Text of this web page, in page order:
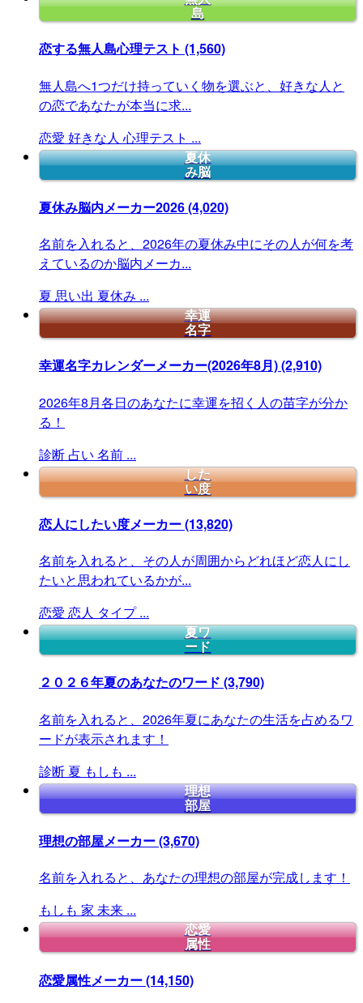
島
恋する無人島心理テスト (1,560)
無人島へ1つだけ持っていく物を選ぶと、好きな人と
の恋であなたが本当に求...
恋愛 好きな人 心理テスト ...
夏休
み脳
夏休み脳内メーカー2026(4,020)
名前を入れると、2026年の夏休み中にその人が何を考
えているのか脳内メーカ...
夏 思い出 夏休み ...
幸運
名字
幸運名字カレンダーメーカー(2026年8月)(2,910)
2026年8月各日のあなたに幸運を招く人の苗字が分か
る！
診断 占い 名前 ...
した
い度
恋人にしたい度メーカー(13,820)
名前を入れると、その人が周囲からどれほど恋人にし
たいと思われているかが...
恋愛 恋人 タイプ ...
夏ワ
ード
２０２６年夏のあなたのワード (3,790)
名前を入れると、2026年夏にあなたの生活を占めるワ
ードが表示されます！
診断 夏 もしも ...
理想
部屋
理想の部屋メーカー(3,670)
名前を入れると、あなたの理想の部屋が完成します！
もしも 家 未来 ...
恋愛
属性
恋愛属性メーカー(14,150)